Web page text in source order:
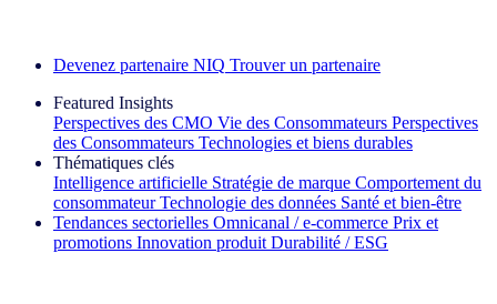
Devenez partenaire NIQ Trouver un partenaire
Featured Insights
Perspectives des CMO Vie des Consommateurs Perspectives
des Consommateurs Technologies et biens durables
Thématiques clés
Intelligence artificielle Stratégie de marque Comportement du
consommateur Technologie des données Santé et bien‑être
Tendances sectorielles Omnicanal / e‑commerce Prix et
promotions Innovation produit Durabilité / ESG